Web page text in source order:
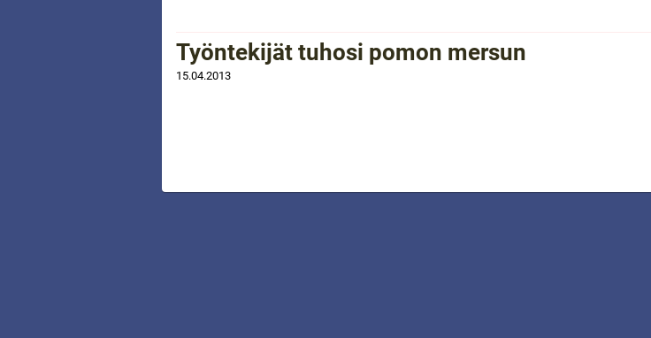
Työntekijät tuhosi pomon mersun
15.04.2013